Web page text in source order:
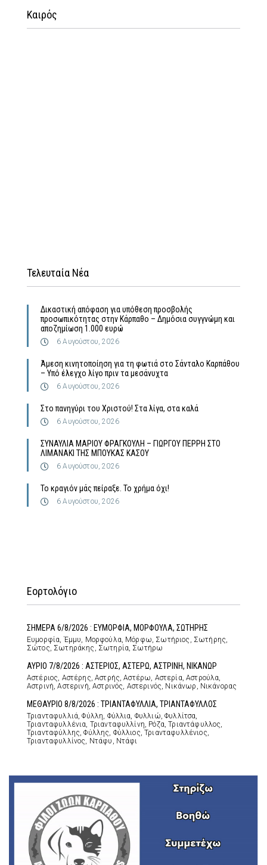
Καιρός
Τελευταία Νέα
Δικαστική απόφαση για υπόθεση προσβολής
προσωπικότητας στην Κάρπαθο – Δημόσια συγγνώμη και
αποζημίωση 1.000 ευρώ
6 Αυγούστου, 2026
Άμεση κινητοποίηση για τη φωτιά στο Σάνταλο Καρπάθου
– Υπό έλεγχο λίγο πριν τα μεσάνυχτα
6 Αυγούστου, 2026
Στο πανηγύρι του Χριστού! Στα λίγα, στα καλά
6 Αυγούστου, 2026
ΣΥΝΑΥΛΙΑ ΜΑΡΙΟΥ ΦΡΑΓΚΟΥΛΗ – ΓΙΩΡΓΟΥ ΠΕΡΡΗ ΣΤΟ
ΛΙΜΑΝΑΚΙ ΤΗΣ ΜΠΟΥΚΑΣ ΚΑΣΟΥ
6 Αυγούστου, 2026
Το κραγιόν μάς πείραξε. Το χρήμα όχι!
6 Αυγούστου, 2026
Εορτολόγιο
ΣΗΜΕΡΑ 6/8/2026 : ΕΥΜΟΡΦΙΑ, ΜΟΡΦΟΥΛΑ, ΣΩΤΗΡΗΣ
Ευμορφία, Έμμυ, Μορφούλα, Μόρφω, Σωτήριος, Σωτήρης,
Σώτος, Σωτηράκης, Σωτηρία, Σωτήρω
ΑΥΡΙΟ 7/8/2026 : ΑΣΤΕΡΙΟΣ, ΑΣΤΕΡΩ, ΑΣΤΡΙΝΗ, ΝΙΚΑΝΩΡ
Αστέριος, Αστέρης, Αστρής, Αστέρω, Αστερία, Αστρούλα,
Αστρινή, Αστερινή, Αστρινός, Αστερινός, Νικάνωρ, Νικάνορας
ΜΕΘΑΥΡΙΟ 8/8/2026 : ΤΡΙΑΝΤΑΦΥΛΛΙΑ, ΤΡΙΑΝΤΑΦΥΛΛΟΣ
Τριανταφυλλιά, Φύλλη, Φύλλια, Φυλλιώ, Φυλλίτσα,
Τριανταφυλλένια, Τριανταφυλλίνη, Ρόζα, Τριαντάφυλλος,
Τριανταφύλλης, Φύλλης, Φύλλιος, Τριανταφυλλένιος,
Τριανταφυλλίνος, Ντάφυ, Ντάφι